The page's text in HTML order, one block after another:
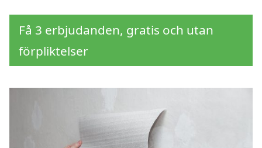
Få 3 erbjudanden, gratis och utan
förpliktelser